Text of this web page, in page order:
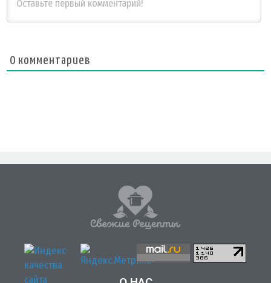
0 комментариев